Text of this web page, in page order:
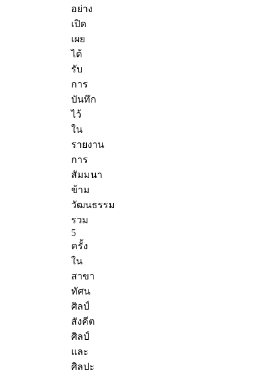
อย่าง
เปิด
เผย
ได้
รับ
การ
บันทึก
ไว้
ใน
รายงาน
การ
สัมมนา
ข้าม
วัฒนธรรม
รวม
5
ครั้ง
ใน
สาขา
ทัศน
ศิลป์
สังคีต
ศิลป์
และ
ศิลปะ